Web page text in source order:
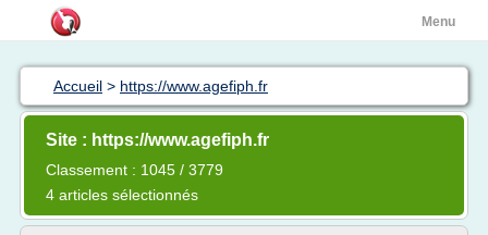
Menu
Accueil > https://www.agefiph.fr
Site : https://www.agefiph.fr
Classement : 1045 / 3779
4 articles sélectionnés